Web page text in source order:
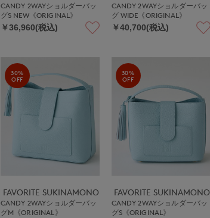
CANDY 2WAYショルダーバッ
グS NEW《ORIGINAL》
￥36,960(税込)
CANDY 2WAYショルダーバッ
グ WIDE《ORIGINAL》
￥40,700(税込)
30%
OFF
FAVORITE SUKINAMONO
CANDY 2WAYショルダーバッ
グM《ORIGINAL》
30%
OFF
FAVORITE SUKINAMONO
CANDY 2WAYショルダーバッ
グS《ORIGINAL》